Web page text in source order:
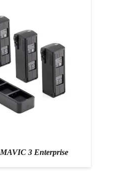
MAVIC 3 Enterprise